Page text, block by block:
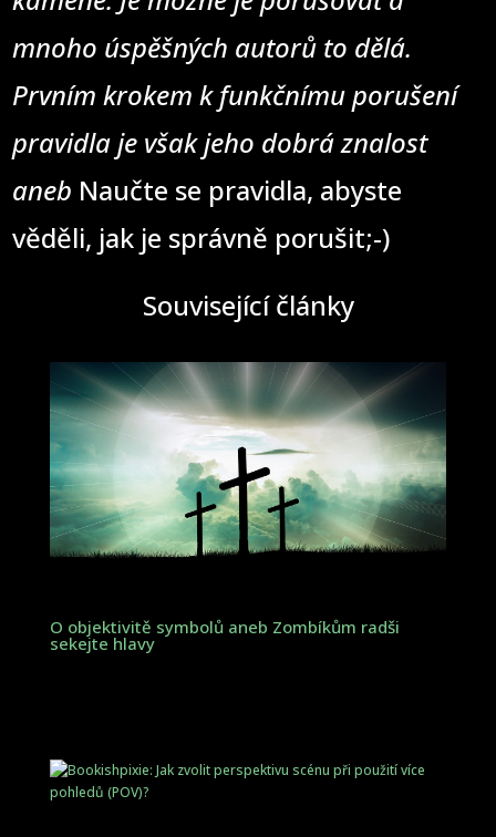
mnoho úspěšných autorů to dělá.
Prvním krokem k funkčnímu porušení
pravidla je však jeho dobrá znalost
aneb Naučte se pravidla, abyste
věděli, jak je správně porušit;-)
Související články
O objektivitě symbolů aneb Zombíkům radši
sekejte hlavy